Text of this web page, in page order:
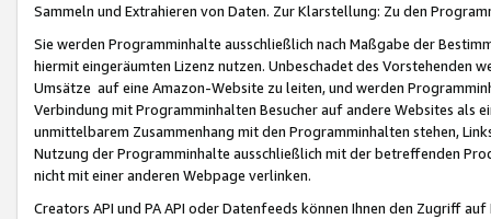
Sammeln und Extrahieren von Daten. Zur Klarstellung: Zu den
Sie werden Programminhalte ausschließlich nach Maßgabe der
hiermit eingeräumten Lizenz nutzen. Unbeschadet des Vorstehenden
Umsätze auf eine Amazon-Website zu leiten, und werden
Verbindung mit Programminhalten Besucher auf andere Websites als
unmittelbarem Zusammenhang mit den Programminhalten stehen,
Nutzung der Programminhalte ausschließlich mit der betreffenden
nicht mit einer anderen Webpage verlinken.
Creators API und PA API oder Datenfeeds können Ihnen den Zugriff